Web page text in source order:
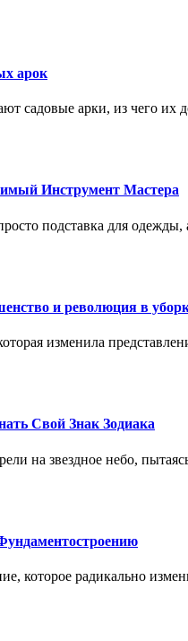
арок
садовые арки, из чего их
Инструмент Мастера
подставка для
и революция в
изменила
Свой Знак Зодиака
на звездное небо,
которое радикально